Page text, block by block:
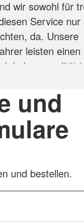
wir sowohl für
Service nur
da. Unsere
leisten einen
Lebensqualität
Fisch- und
Auch
und
und bestellen.